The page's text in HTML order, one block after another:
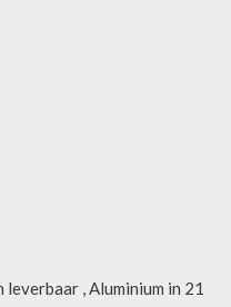
, Aluminium in 21